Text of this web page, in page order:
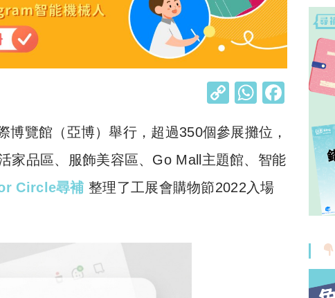
C
p
y
Li
W
at
s
A
覽館（亞博）舉行，超過350個參展攤位，
家品區、服飾美容區、Go Mall主題館、智能
Circle尋補 整理了工展會購物節2022入場